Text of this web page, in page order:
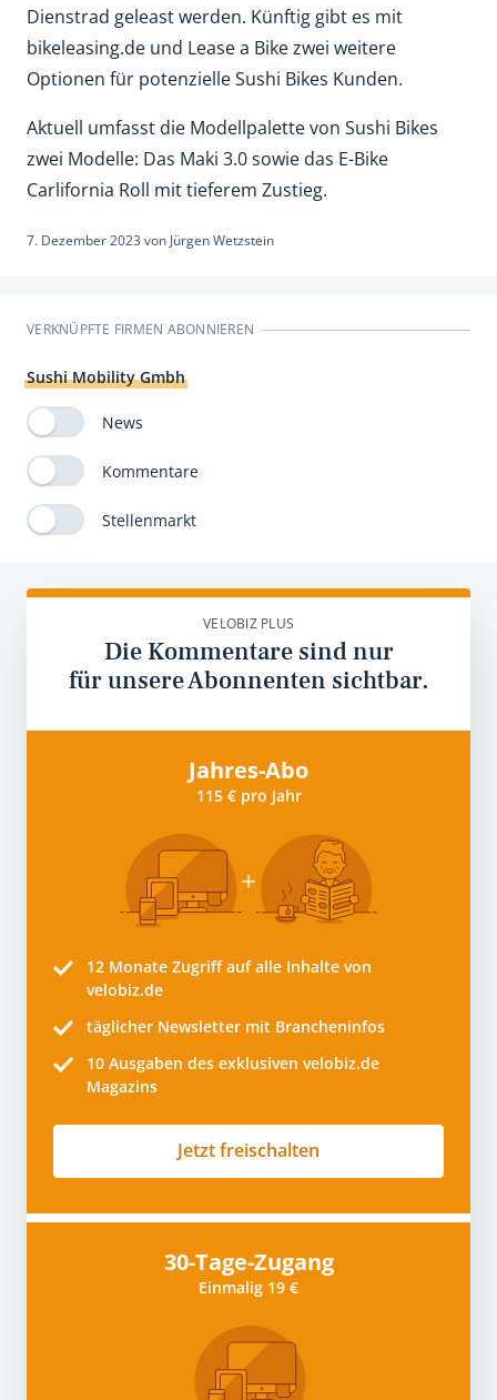
Dienstrad geleast werden. Künftig gibt es mit
bikeleasing.de und Lease a Bike zwei weitere
Optionen für potenzielle Sushi Bikes Kunden.
Aktuell umfasst die Modellpalette von Sushi Bikes
zwei Modelle: Das Maki 3.0 sowie das E-Bike
Carlifornia Roll mit tieferem Zustieg.
7. Dezember 2023 von Jürgen Wetzstein
VERKNÜPFTE FIRMEN ABONNIEREN
Sushi Mobility Gmbh
News
Kommentare
Stellenmarkt
VELOBIZ PLUS
Die Kommentare sind nur
für unsere Abonnenten sichtbar.
Jahres-Abo
115 € pro Jahr
12 Monate Zugriff auf alle Inhalte von
velobiz.de
täglicher Newsletter mit Brancheninfos
10 Ausgaben des exklusiven velobiz.de
Magazins
Jetzt freischalten
30-Tage-Zugang
Einmalig 19 €